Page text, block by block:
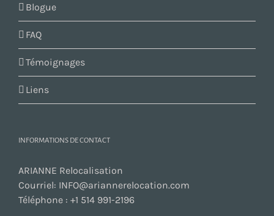
Blogue
FAQ
Témoignages
Liens
INFORMATIONS DE CONTACT
ARIANNE Relocalisation
Courriel: INFO@ariannerelocation.com
Téléphone : +1 514 991-2196